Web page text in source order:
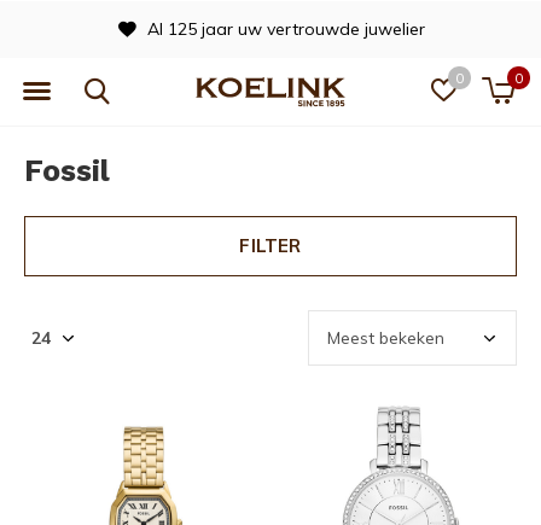
0 0
vertrouwde juwelier
Fossil
FILTER